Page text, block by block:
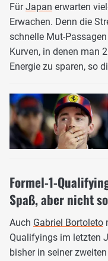
FürJapan erwarten
Erwachen. Denn die
schnelle Mut-
Kurven, in denen man
Energie zu sparen, so
Formel-1-
Spaß, aber nicht
Auch Gabriel Bortoleto
Qualifyings im letzten
bisher in seiner